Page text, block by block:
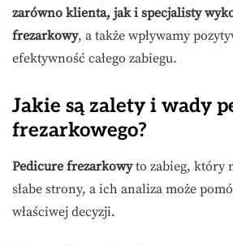
zarówno klienta, jak i specjalisty
frezarkowy, a także wpływamy
efektywność całego zabiegu.
Jakie są zalety i wady
frezarkowego?
Pedicure frezarkowyto zabieg, który
słabe strony, a ich analiza może
właściwej decyzji.